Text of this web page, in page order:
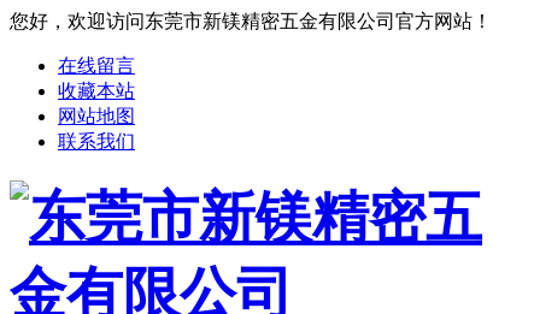
您好，欢迎访问东莞市新镁精密五金有限公司官方网站！
在线留言
收藏本站
网站地图
联系我们